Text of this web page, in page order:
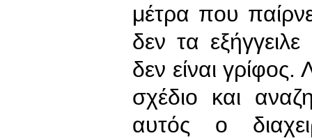
μέτρα που
δεν τα
δεν είναι
σχέδιο και
αυτός ο